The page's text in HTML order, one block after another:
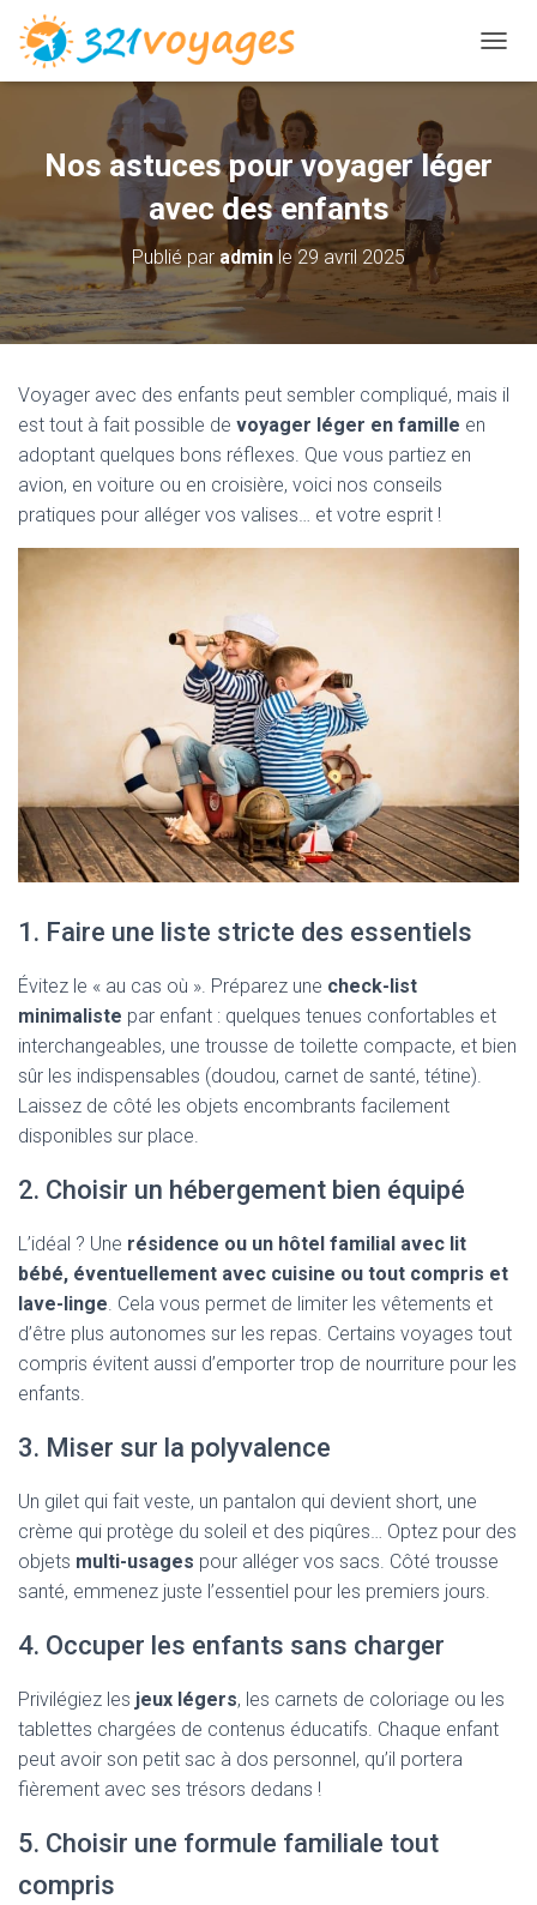
É
L
A
N
A
V
I
T
Nos astuces pour voyager léger
avec des enfants
Publié par adminle29 avril 2025
Voyager avec des enfants peut sembler compliqué, mais il
est tout à fait possible de voyager léger en famille en
adoptant quelques bons réflexes. Que vous partiez en
avion, en voiture ou en croisière, voici nos conseils
pratiques pour alléger vos valises… et votre esprit !
1. Faire une liste stricte des essentiels
Évitez le « au cas où ». Préparez une check-list
minimaliste par enfant : quelques tenues confortables et
interchangeables, une trousse de toilette compacte, et bien
sûr les indispensables (doudou, carnet de santé, tétine).
Laissez de côté les objets encombrants facilement
disponibles sur place.
2. Choisir un hébergement bien équipé
L’idéal ? Une résidence ou un hôtel familial avec lit
bébé, éventuellement avec cuisine ou tout compris et
lave-linge . Cela vous permet de limiter les vêtements et
d’être plus autonomes sur les repas. Certains voyages tout
compris évitent aussi d’emporter trop de nourriture pour les
enfants.
3. Miser sur la polyvalence
Un gilet qui fait veste, un pantalon qui devient short, une
crème qui protège du soleil et des piqûres… Optez pour des
objets multi-usages pour alléger vos sacs. Côté trousse
santé, emmenez juste l’essentiel pour les premiers jours.
4. Occuper les enfants sans charger
Privilégiez les jeux légers, les carnets de coloriage ou les
tablettes chargées de contenus éducatifs. Chaque enfant
peut avoir son petit sac à dos personnel, qu’il portera
fièrement avec ses trésors dedans !
5. Choisir une formule familiale tout
compris